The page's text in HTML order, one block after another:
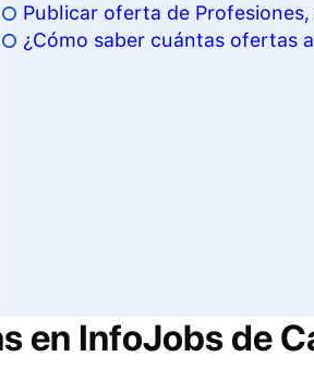
Publicar oferta de
¿Cómo saber cuántas ofertas
en InfoJobs de